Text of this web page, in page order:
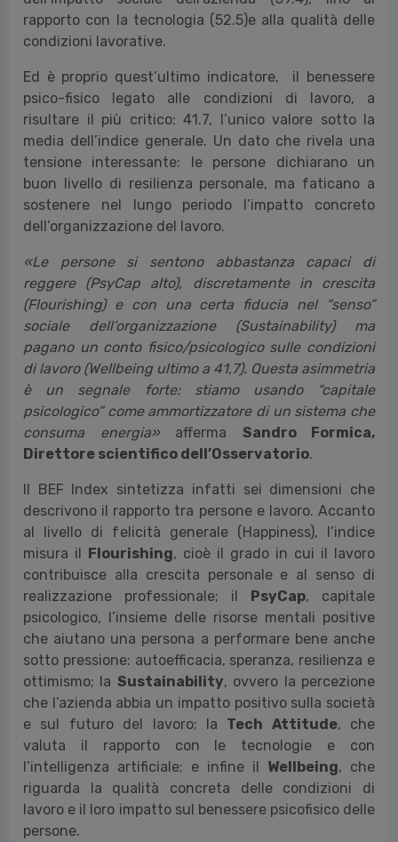
rapporto con la tecnologia (52.5)e alla qualità delle
condizioni lavorative.
Ed è proprio quest’ultimo indicatore, il benessere
psico-fisico legato alle condizioni di lavoro, a
risultare il più critico: 41.7, l’unico valore sotto la
media dell’indice generale. Un dato che rivela una
tensione interessante: le persone dichiarano un
buon livello di resilienza personale, ma faticano a
sostenere nel lungo periodo l’impatto concreto
dell’organizzazione del lavoro.
«Le persone si sentono abbastanza capaci di
reggere (PsyCap alto), discretamente in crescita
(Flourishing) e con una certa fiducia nel “senso”
sociale dell’organizzazione (Sustainability) ma
pagano un conto fisico/psicologico sulle condizioni
di lavoro (Wellbeing ultimo a 41,7). Questa asimmetria
è un segnale forte: stiamo usando “capitale
psicologico” come ammortizzatore di un sistema che
consuma energia»afferma Sandro Formica,
Direttore scientifico dell’Osservatorio.
Il BEF Index sintetizza infatti sei dimensioni che
descrivono il rapporto tra persone e lavoro. Accanto
al livello di felicità generale (Happiness), l’indice
misura il Flourishing, cioè il grado in cui il lavoro
contribuisce alla crescita personale e al senso di
realizzazione professionale; il PsyCap, capitale
psicologico, l’insieme delle risorse mentali positive
che aiutano una persona a performare bene anche
sotto pressione: autoefficacia, speranza, resilienza e
ottimismo; la Sustainability, ovvero la percezione
che l’azienda abbia un impatto positivo sulla società
e sul futuro del lavoro; la Tech Attitude, che
valuta il rapporto con le tecnologie e con
l’intelligenza artificiale; e infine il Wellbeing, che
riguarda la qualità concreta delle condizioni di
lavoro e il loro impatto sul benessere psicofisico delle
persone.